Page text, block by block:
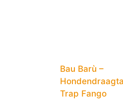
Bau Barù –
Trap Fango